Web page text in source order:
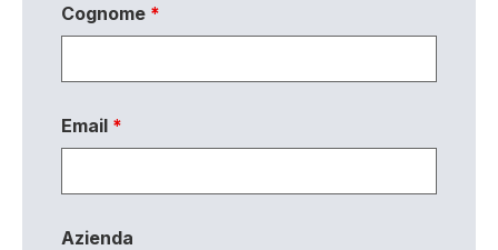
Cognome *
Email *
Azienda